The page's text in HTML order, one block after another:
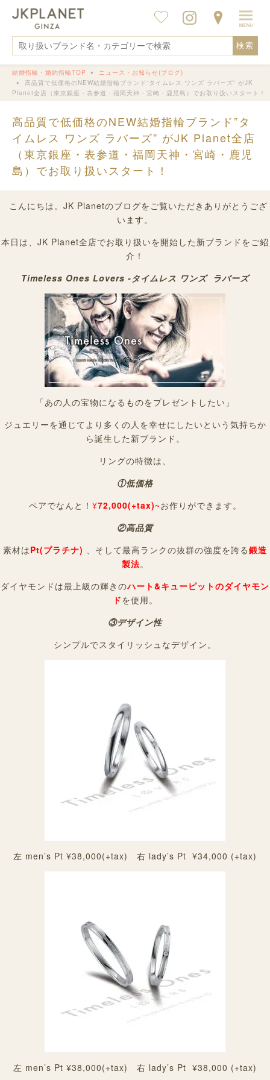
検索
結婚指輪・婚約指輪TOP
ニュース・お知らせ(ブログ)
高品質で低価格のNEW結婚指輪ブランド”タイムレス ワンズ ラバーズ” がJK
Planet全店（東京銀座・表参道・福岡天神・宮崎・鹿児島）でお取り扱いスタート！
高品質で低価格のNEW結婚指輪ブランド”タ
イムレス ワンズ ラバーズ” がJK Planet全店
（東京銀座・表参道・福岡天神・宮崎・鹿児
島）でお取り扱いスタート！
こんにちは。JK Planetのブログをご覧いただきありがとうござ
います。
本日は、JK Planet全店でお取り扱いを開始した新ブランドをご紹
介！
Timeless Ones Lovers -タイムレス ワンズ ラバーズ
「あの人の宝物になるものをプレゼントしたい」
ジュエリーを通じてより多くの人を幸せにしたいという気持ちか
ら誕生した新ブランド。
リングの特徴は、
①低価格
ペアでなんと！ ¥72,000(+tax)~お作りができます。
②高品質
素材はPt(プラチナ) 、そして最高ランクの抜群の強度を誇る鍛造
製法。
ダイヤモンドは最上級の輝きのハート&キューピットのダイヤモン
ドを使用。
③デザイン性
シンプルでスタイリッシュなデザイン。
左 men’s Pt ¥38,000(+tax) 右 lady’s Pt ¥34,000 (+tax)
左 men’s Pt ¥38,000(+tax) 右 lady’s Pt ¥38,000 (+tax)